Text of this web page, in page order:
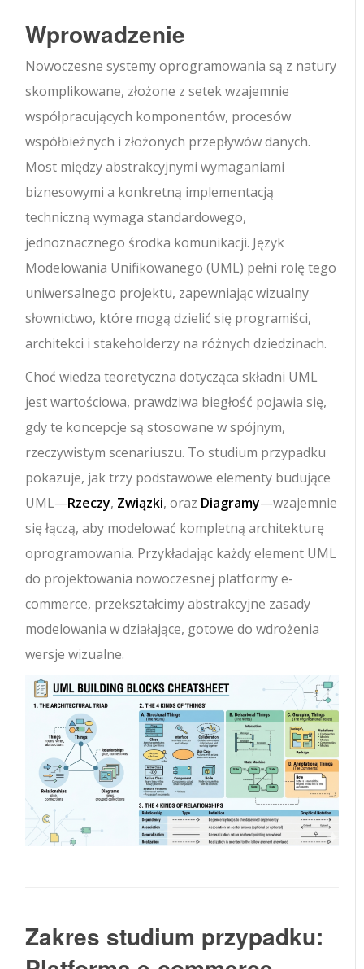
Wprowadzenie
Nowoczesne systemy oprogramowania są z natury
skomplikowane, złożone z setek wzajemnie
współpracujących komponentów, procesów
współbieżnych i złożonych przepływów danych.
Most między abstrakcyjnymi wymaganiami
biznesowymi a konkretną implementacją
techniczną wymaga standardowego,
jednoznacznego środka komunikacji. Język
Modelowania Unifikowanego (UML) pełni rolę tego
uniwersalnego projektu, zapewniając wizualny
słownictwo, które mogą dzielić się programiści,
architekci i stakeholderzy na różnych dziedzinach.
Choć wiedza teoretyczna dotycząca składni UML
jest wartościowa, prawdziwa biegłość pojawia się,
gdy te koncepcje są stosowane w spójnym,
rzeczywistym scenariuszu. To studium przypadku
pokazuje, jak trzy podstawowe elementy budujące
UML—Rzeczy, Związki, oraz Diagramy—wzajemnie
się łączą, aby modelować kompletną architekturę
oprogramowania. Przykładając każdy element UML
do projektowania nowoczesnej platformy e-
commerce, przekształcimy abstrakcyjne zasady
modelowania w działające, gotowe do wdrożenia
wersje wizualne.
Zakres studium przypadku: